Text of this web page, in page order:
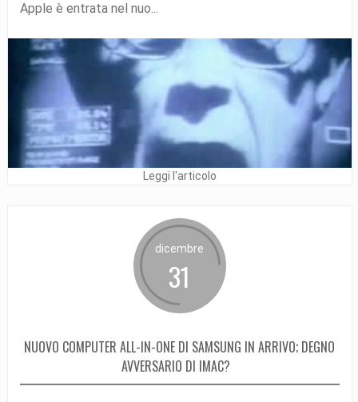
Apple è entrata nel nuo...
Leggi l'articolo
dicembre
31
NUOVO COMPUTER ALL-IN-ONE DI SAMSUNG IN ARRIVO; DEGNO
AVVERSARIO DI IMAC?